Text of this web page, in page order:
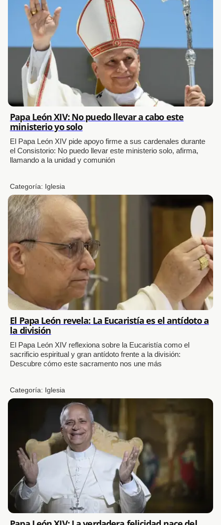
Papa León XIV: No puedo llevar a cabo este
ministerio yo solo
El Papa León XIV pide apoyo firme a sus cardenales durante
el Consistorio: No puedo llevar este ministerio solo, afirma,
llamando a la unidad y comunión
Categoría: Iglesia
El Papa León revela: La Eucaristía es el antídoto a
la división
El Papa León XIV reflexiona sobre la Eucaristía como el
sacrificio espiritual y gran antídoto frente a la división:
Descubre cómo este sacramento nos une más
Categoría: Iglesia